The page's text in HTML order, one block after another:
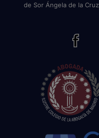
de Sor Ángela de la Cruz